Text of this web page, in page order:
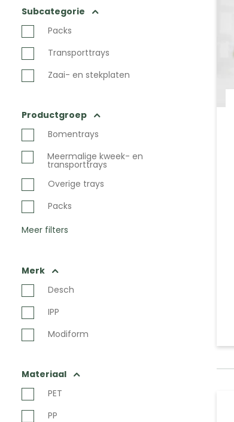
Subcategorie
Packs
Transporttrays
Zaai- en stekplaten
Productgroep
Bomentrays
Meermalige kweek- en
transporttrays
Overige trays
Packs
Meer filters
Merk
Desch
IPP
Modiform
Materiaal
PET
PP